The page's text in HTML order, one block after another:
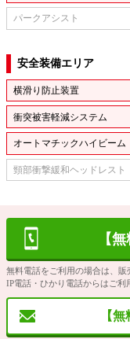
パークアシスト
安全装備エリア
横滑り防止装置
衝突被害軽減システム
オートマチックハイビーム
頸部衝撃緩和ヘッドレスト
【
無料電話をご利用の場合は、販
IP電話・ひかり電話からはご利
【